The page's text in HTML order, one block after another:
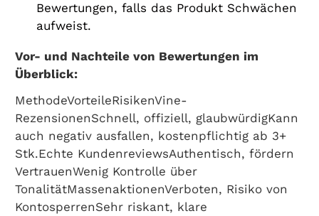
Bewertungen, falls das Produkt Schwächen
aufweist.
Vor- und Nachteile von Bewertungen im
Überblick:
MethodeVorteileRisikenVine-
RezensionenSchnell, offiziell, glaubwürdigKann
auch negativ ausfallen, kostenpflichtig ab 3+
Stk.Echte KundenreviewsAuthentisch, fördern
VertrauenWenig Kontrolle über
TonalitätMassenaktionenVerboten, Risiko von
KontosperrenSehr riskant, klare